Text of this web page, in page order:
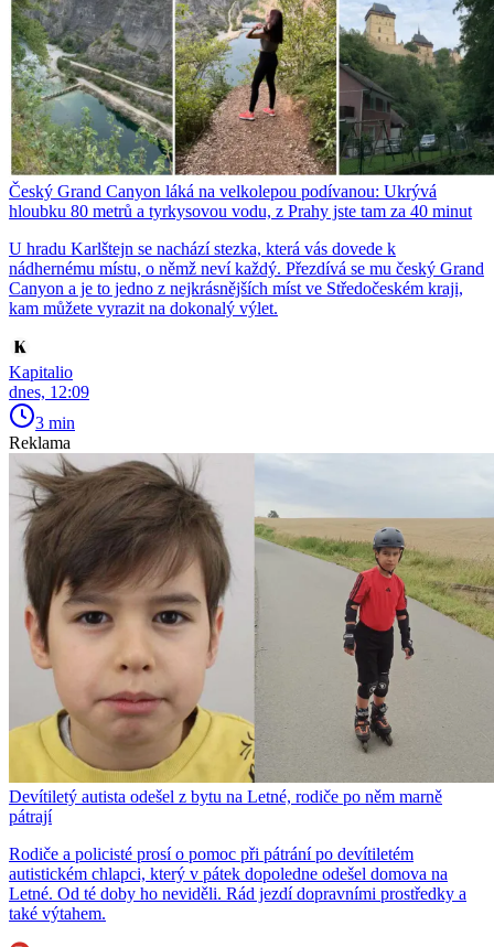
Český Grand Canyon láká na velkolepou podívanou: Ukrývá
hloubku 80 metrů a tyrkysovou vodu, z Prahy jste tam za 40 minut
U hradu Karlštejn se nachází stezka, která vás dovede k
nádhernému místu, o němž neví každý. Přezdívá se mu český Grand
Canyon a je to jedno z nejkrásnějších míst ve Středočeském kraji,
kam můžete vyrazit na dokonalý výlet.
Kapitalio
dnes, 12:09
3 min
Reklama
Devítiletý autista odešel z bytu na Letné, rodiče po něm marně
pátrají
Rodiče a policisté prosí o pomoc při pátrání po devítiletém
autistickém chlapci, který v pátek dopoledne odešel domova na
Letné. Od té doby ho neviděli. Rád jezdí dopravními prostředky a
také výtahem.